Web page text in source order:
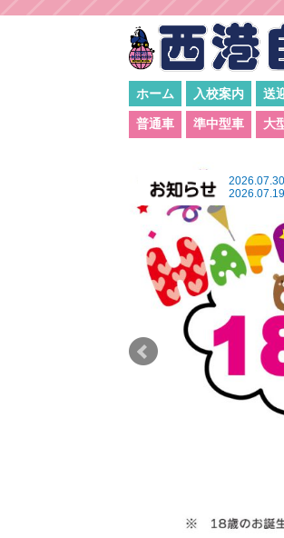
ホーム 入校案内 送
普通車 準中型車 大
2026.07.30
2026.07.19